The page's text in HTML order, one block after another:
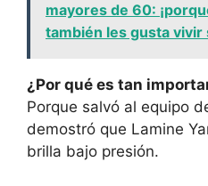
mayores de 60:
también les gusta
¿Por qué es tan
Porque salvó al equipo
demostró que Lamine
brilla bajo presión.